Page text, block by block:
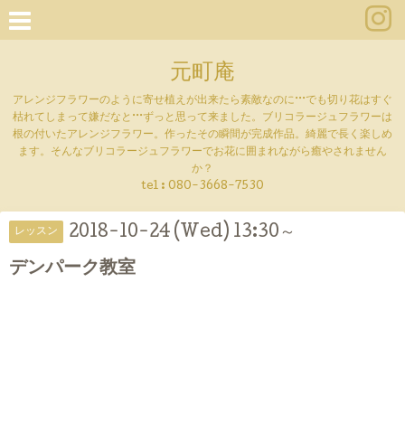
元町庵
アレンジフラワーのように寄せ植えが出来たら素敵なのに···でも切り花はすぐ
枯れてしまって嫌だなと···ずっと思って来ました。ブリコラージュフラワーは
根の付いたアレンジフラワー。作ったその瞬間が完成作品。綺麗で長く楽しめ
ます。そんなブリコラージュフラワーでお花に囲まれながら癒やされません
か？
tel : 080-3668-7530
レッスン 2018-10-24 (Wed) 13:30～
デンパーク教室